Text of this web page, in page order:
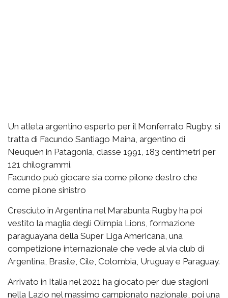
Un atleta argentino esperto per il Monferrato Rugby: si
tratta di Facundo Santiago Maina, argentino di
Neuquén in Patagonia, classe 1991, 183 centimetri per
121 chilogrammi.
Facundo può giocare sia come pilone destro che
come pilone sinistro
Cresciuto in Argentina nel Marabunta Rugby ha poi
vestito la maglia degli Olimpia Lions, formazione
paraguayana della Super Liga Americana, una
competizione internazionale che vede al via club di
Argentina, Brasile, Cile, Colombia, Uruguay e Paraguay.
Arrivato in Italia nel 2021 ha giocato per due stagioni
nella Lazio nel massimo campionato nazionale, poi una